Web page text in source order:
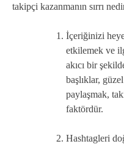
takipçi kazanmanın sırrı
İçeriğinizi
etkilemek ve
akıcı bir
başlıklar,
paylaşmak,
faktördür.
Hashtagleri